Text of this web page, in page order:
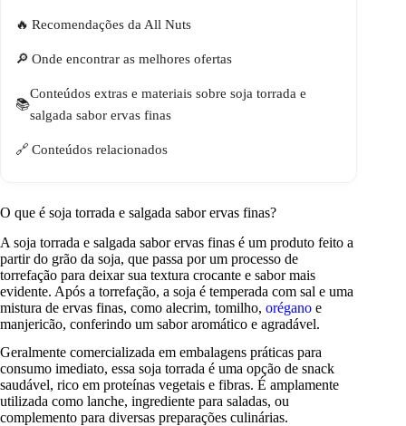
Recomendações da All Nuts
Onde encontrar as melhores ofertas
Conteúdos extras e materiais sobre soja torrada e
salgada sabor ervas finas
Conteúdos relacionados
O que é soja torrada e salgada sabor ervas finas?
A soja torrada e salgada sabor ervas finas é um produto feito a
partir do grão da soja, que passa por um processo de
torrefação para deixar sua textura crocante e sabor mais
evidente. Após a torrefação, a soja é temperada com sal e uma
mistura de ervas finas, como alecrim, tomilho, orégano e
manjericão, conferindo um sabor aromático e agradável.
Geralmente comercializada em embalagens práticas para
consumo imediato, essa soja torrada é uma opção de snack
saudável, rico em proteínas vegetais e fibras. É amplamente
utilizada como lanche, ingrediente para saladas, ou
complemento para diversas preparações culinárias.